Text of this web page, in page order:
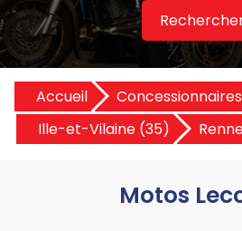
Accueil
Ille-et-Vilaine (35)
Motos